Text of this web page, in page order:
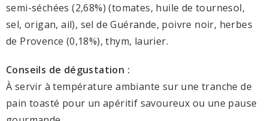
semi-séchées (2,68%) (tomates, huile de tournesol,
sel, origan, ail), sel de Guérande, poivre noir, herbes
de Provence (0,18%), thym, laurier.
Conseils de dégustation :
À servir à température ambiante sur une tranche de
pain toasté pour un apéritif savoureux ou une pause